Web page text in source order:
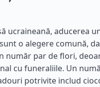
ucraineană, aducerea
o alegere comună,
număr par de flori,
cu funeraliile. Un
potrivite includ